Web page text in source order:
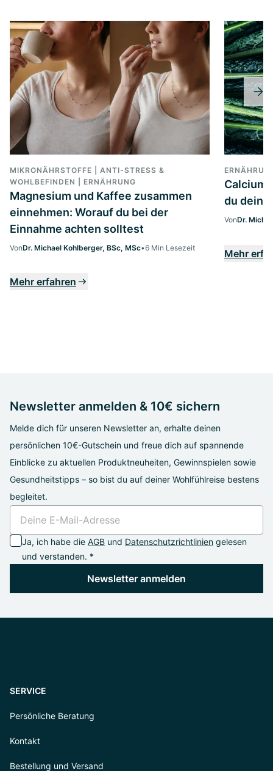
MIKRONÄHRSTOFFE | ANTI-STRESS &
WOHLBEFINDEN | ERNÄHRUNG
Magnesium und Kaffee zusammen
einnehmen: Worauf du bei der
Einnahme achten solltest
VonDr. Michael Kohlberger, BSc, MSc•6 Min Lesezeit
Mehr erfahren
Calcium
du
VonDr.
Mehr
Newsletter anmelden & 10€ sichern
Melde dich für unseren Newsletter an, erhalte deinen
persönlichen 10€-Gutschein und freue dich auf spannende
Einblicke zu aktuellen Produktneuheiten, Gewinnspielen sowie
Gesundheitstipps – so bist du auf deiner Wohlfühlreise bestens
begleitet.
Ja, ich habe die AGB und Datenschutzrichtlinien gelesen
und verstanden. *
Newsletter anmelden
SERVICE
Persönliche Beratung
Kontakt
Bestellung und Versand